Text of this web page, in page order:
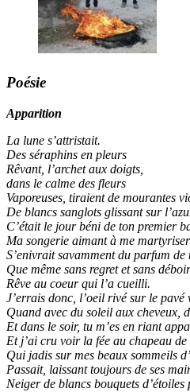
Poésie
Apparition
La lune s’attristait.
Des séraphins en pleurs
Rêvant, l’archet aux doigts,
dans le calme des fleurs
Vaporeuses, tiraient de mourantes
De blancs sanglots glissant sur
C’était le jour béni de ton premier
Ma songerie aimant à me martyriser
S’enivrait savamment du parfum de
Que même sans regret et sans
Rêve au coeur qui l’a cueilli.
J’errais donc, l’oeil rivé sur le pavé
Quand avec du soleil aux cheveux,
Et dans le soir, tu m’es en riant
Et j’ai cru voir la fée au chapeau
Qui jadis sur mes beaux sommeils
Passait, laissant toujours de ses
Neiger de blancs bouquets d’étoiles